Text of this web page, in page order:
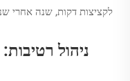
לקציצות דקות, שנה אחרי
ניהול